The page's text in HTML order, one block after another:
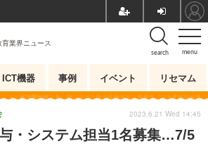
menu
search
育業界ニュース
ICT機器 事例 イベント リセマム
・システム担当1名募集…7/5
2023.6.21 Wed 14:45